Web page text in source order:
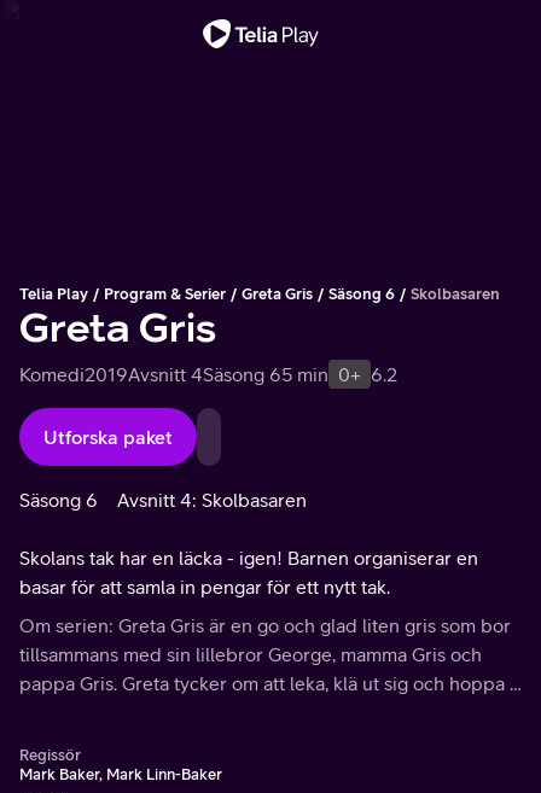
Telia Play Program & Serier Greta Gris Säsong 6 Skolbasaren
Greta Gris
Komedi2019Avsnitt 4Säsong 65 min 0+ 6.2
Utforska paket
Säsong 6 Avsnitt 4: Skolbasaren
Skolans tak har en läcka - igen! Barnen organiserar en
basar för att samla in pengar för ett nytt tak.
Om serien: Greta Gris är en go och glad liten gris som bor
tillsammans med sin lillebror George, mamma Gris och
pappa Gris. Greta tycker om att leka, klä ut sig och hoppa i
Regissör
Mark Baker, Mark Linn-Baker